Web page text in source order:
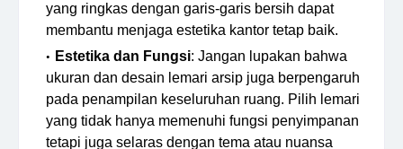
yang ringkas dengan garis-garis bersih dapat
membantu menjaga estetika kantor tetap baik.
Estetika dan Fungsi: Jangan lupakan bahwa
ukuran dan desain lemari arsip juga berpengaruh
pada penampilan keseluruhan ruang. Pilih lemari
yang tidak hanya memenuhi fungsi penyimpanan
tetapi juga selaras dengan tema atau nuansa